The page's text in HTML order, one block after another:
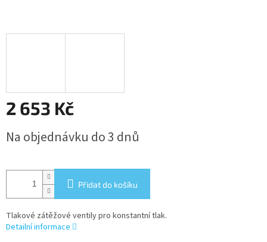
2 653 Kč
cena:
Na objednávku do 3 dnů
Přidat do košíku
Tlakové zátěžové ventily pro konstantní tlak.
Detailní informace